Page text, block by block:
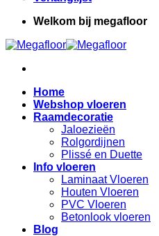
Welkom bij megafloor
Home
Webshop vloeren
Raamdecoratie
Jaloezieën
Rolgordijnen
Plissé en Duette
Info vloeren
Laminaat Vloeren
Houten Vloeren
PVC Vloeren
Betonlook vloeren
Blog